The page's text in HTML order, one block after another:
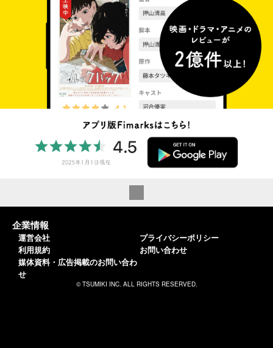
企業情報
運営会社
利用規約
媒体資料・広告掲載のお問い合わ
せ
プライバシーポリシー
お問い合わせ
© TSUMIKI INC. ALL RIGHTS RESERVED.